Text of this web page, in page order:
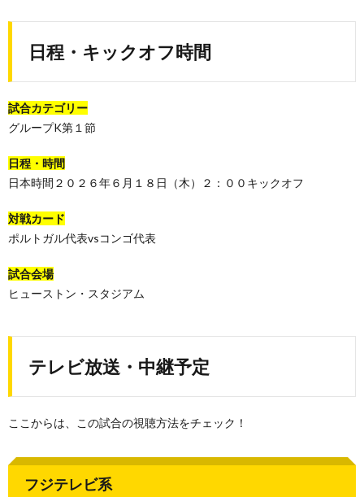
日程・キックオフ時間
試合カテゴリー
グループK第１節
日程・時間
日本時間２０２６年６月１８日（木）２：００キックオフ
対戦カード
ポルトガル代表vsコンゴ代表
試合会場
ヒューストン・スタジアム
テレビ放送・中継予定
ここからは、この試合の視聴方法をチェック！
フジテレビ系